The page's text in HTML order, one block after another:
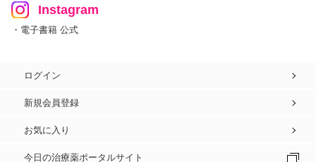
Instagram
・電子書籍 公式
ログイン
新規会員登録
お気に入り
今日の治療薬ポータルサイト